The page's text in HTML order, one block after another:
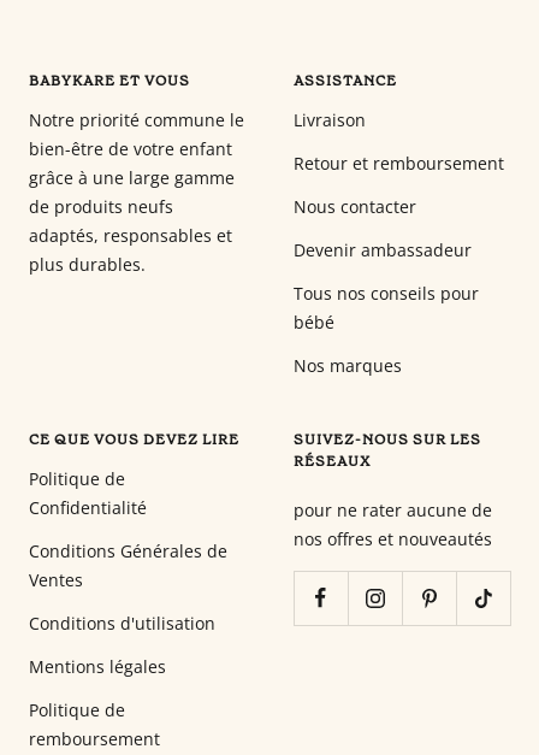
BABYKARE ET VOUS
Notre priorité commune le
bien-être de votre enfant
grâce à une large gamme
de produits neufs
adaptés, responsables et
plus durables.
ASSISTANCE
Livraison
Retour et remboursement
Nous contacter
Devenir ambassadeur
Tous nos conseils pour
bébé
Nos marques
CE QUE VOUS DEVEZ LIRE
Politique de
Confidentialité
Conditions Générales de
Ventes
Conditions d'utilisation
Mentions légales
Politique de
remboursement
SUIVEZ-NOUS SUR LES
RÉSEAUX
pour ne rater aucune de
nos offres et nouveautés